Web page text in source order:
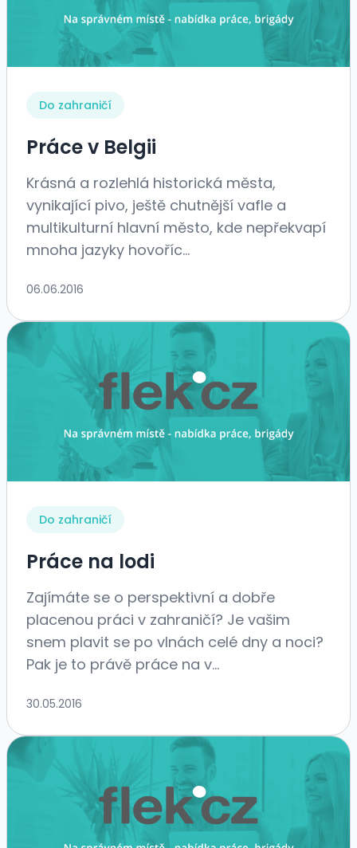
Do zahraničí
Práce v Belgii
Krásná a rozlehlá historická města,
vynikající pivo, ještě chutnější vafle a
multikulturní hlavní město, kde nepřekvapí
mnoha jazyky hovoříc...
06.06.2016
Do zahraničí
Práce na lodi
Zajímáte se o perspektivní a dobře
placenou práci v zahraničí? Je vašim
snem plavit se po vlnách celé dny a noci?
Pak je to právě práce na v...
30.05.2016